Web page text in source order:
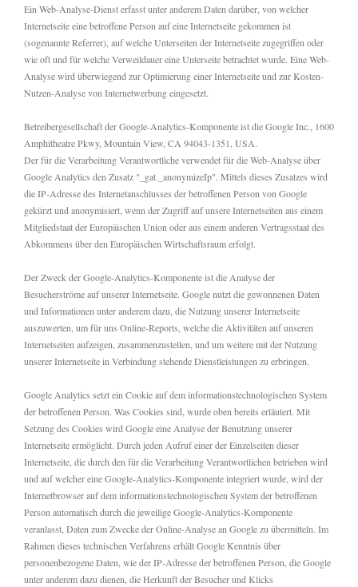
Ein Web-Analyse-Dienst erfasst unter anderem Daten darüber, von welcher
Internetseite eine betroffene Person auf eine Internetseite gekommen ist
(sogenannte Referrer), auf welche Unterseiten der Internetseite zugegriffen oder
wie oft und für welche Verweildauer eine Unterseite betrachtet wurde. Eine Web-
Analyse wird überwiegend zur Optimierung einer Internetseite und zur Kosten-
Nutzen-Analyse von Internetwerbung eingesetzt.
Betreibergesellschaft der Google-Analytics-Komponente ist die Google Inc., 1600
Amphitheatre Pkwy, Mountain View, CA 94043-1351, USA.
Der für die Verarbeitung Verantwortliche verwendet für die Web-Analyse über
Google Analytics den Zusatz "_gat._anonymizeIp". Mittels dieses Zusatzes wird
die IP-Adresse des Internetanschlusses der betroffenen Person von Google
gekürzt und anonymisiert, wenn der Zugriff auf unsere Internetseiten aus einem
Mitgliedstaat der Europäischen Union oder aus einem anderen Vertragsstaat des
Abkommens über den Europäischen Wirtschaftsraum erfolgt.
Der Zweck der Google-Analytics-Komponente ist die Analyse der
Besucherströme auf unserer Internetseite. Google nutzt die gewonnenen Daten
und Informationen unter anderem dazu, die Nutzung unserer Internetseite
auszuwerten, um für uns Online-Reports, welche die Aktivitäten auf unseren
Internetseiten aufzeigen, zusammenzustellen, und um weitere mit der Nutzung
unserer Internetseite in Verbindung stehende Dienstleistungen zu erbringen.
Google Analytics setzt ein Cookie auf dem informationstechnologischen System
der betroffenen Person. Was Cookies sind, wurde oben bereits erläutert. Mit
Setzung des Cookies wird Google eine Analyse der Benutzung unserer
Internetseite ermöglicht. Durch jeden Aufruf einer der Einzelseiten dieser
Internetseite, die durch den für die Verarbeitung Verantwortlichen betrieben wird
und auf welcher eine Google-Analytics-Komponente integriert wurde, wird der
Internetbrowser auf dem informationstechnologischen System der betroffenen
Person automatisch durch die jeweilige Google-Analytics-Komponente
veranlasst, Daten zum Zwecke der Online-Analyse an Google zu übermitteln. Im
Rahmen dieses technischen Verfahrens erhält Google Kenntnis über
personenbezogene Daten, wie der IP-Adresse der betroffenen Person, die Google
unter anderem dazu dienen, die Herkunft der Besucher und Klicks